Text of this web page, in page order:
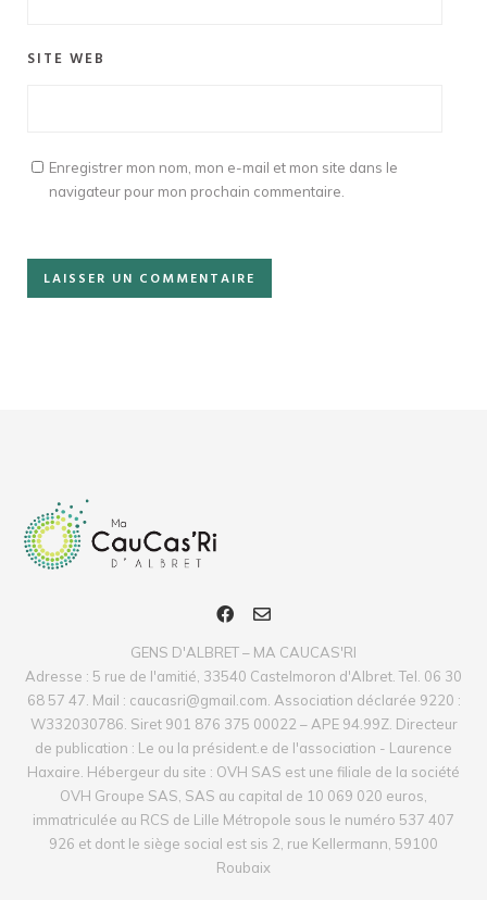
SITE WEB
Enregistrer mon nom, mon e-mail et mon site dans le
navigateur pour mon prochain commentaire.
GENS D'ALBRET – MA CAUCAS'RI
Adresse : 5 rue de l'amitié, 33540 Castelmoron d'Albret. Tel. 06 30
68 57 47. Mail : caucasri@gmail.com. Association déclarée 9220 :
W332030786. Siret 901 876 375 00022 – APE 94.99Z. Directeur
de publication : Le ou la président.e de l'association - Laurence
Haxaire. Hébergeur du site : OVH SAS est une filiale de la société
OVH Groupe SAS, SAS au capital de 10 069 020 euros,
immatriculée au RCS de Lille Métropole sous le numéro 537 407
926 et dont le siège social est sis 2, rue Kellermann, 59100
Roubaix